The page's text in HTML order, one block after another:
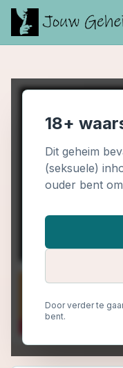
18+
Dit geheim
(seksuele)
ouder bent
Door verder te
bent.